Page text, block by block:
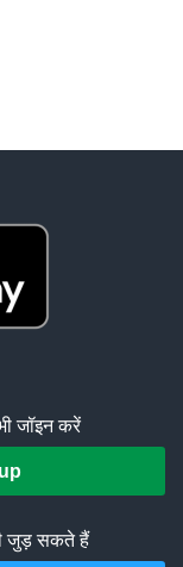
जॉइन करें
जुड़ सकते हैं